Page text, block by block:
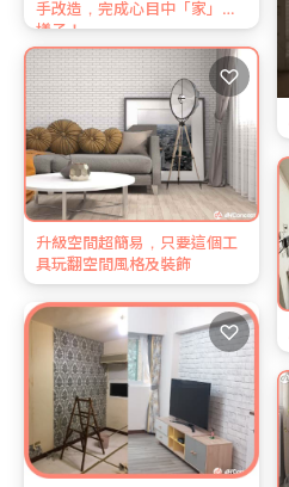
手改造，完成心目中「家」的
樣子！
升級空間超簡易，只要這個工
具玩翻空間風格及裝飾
♡
♡